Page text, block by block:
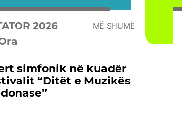
2026 MË SHUMË
simfonik në kuadër
“Ditët e Muzikës